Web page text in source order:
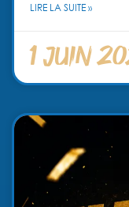
LIRE LA SUITE »
1 juin